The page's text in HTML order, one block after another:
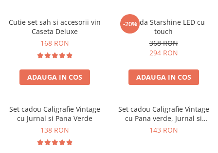
Cutie set sah si accesorii vin
Caseta Deluxe
168 RON
ADAUGA IN COS
-20%
Oglinda Starshine LED cu
touch
368 RON
294 RON
ADAUGA IN COS
Set cadou Caligrafie Vintage
cu Jurnal si Pana Verde
138 RON
Set cadou Caligrafie Vintage
cu Pana verde, Jurnal si
Suport pentru stilou, 9 piese
143 RON